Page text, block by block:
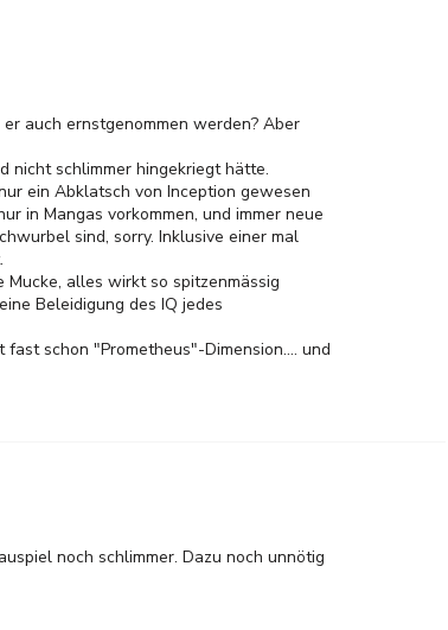
auch ernstgenommen werden? Aber
nicht schlimmer hingekriegt hätte.
ein Abklatsch von Inception gewesen
in Mangas vorkommen, und immer neue
sind, sorry. Inklusive einer mal
Mucke, alles wirkt so spitzenmässig
Beleidigung des IQ jedes
schon "Prometheus"-Dimension.... und
noch schlimmer. Dazu noch unnötig